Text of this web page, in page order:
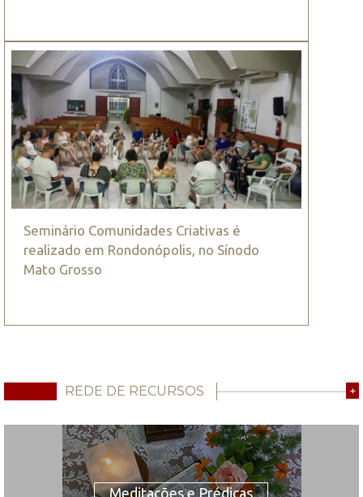
Seminário Comunidades Criativas é
realizado em Rondonópolis, no Sínodo
Mato Grosso
REDE DE RECURSOS +
Meditações e Prédicas